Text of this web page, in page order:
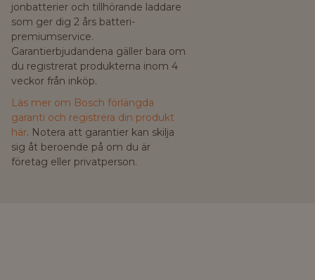
jonbatterier och tillhörande laddare
som ger dig 2 års batteri-
premiumservice.
Garantierbjudandena gäller bara om
du registrerat produkterna inom 4
veckor från inköp.
Läs mer om Bosch förlängda
garanti och registrera din produkt
här. Notera att garantier kan skilja
sig åt beroende på om du är
företag eller privatperson.